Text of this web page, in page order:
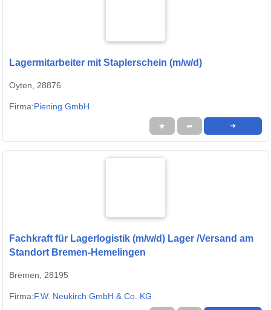
Lagermitarbeiter mit Staplerschein (m/w/d)
Oyten, 28876
Firma:Piening GmbH
★ ➦ ➜
Fachkraft für Lagerlogistik (m/w/d) Lager /Versand am
Standort Bremen-Hemelingen
Bremen, 28195
Firma:F.W. Neukirch GmbH & Co. KG